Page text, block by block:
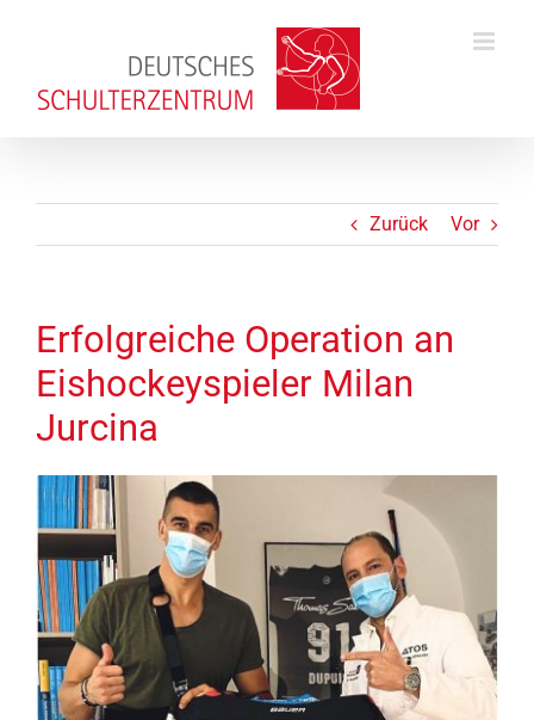
Zurück Vor
Erfolgreiche Operation an
Eishockeyspieler Milan
Jurcina